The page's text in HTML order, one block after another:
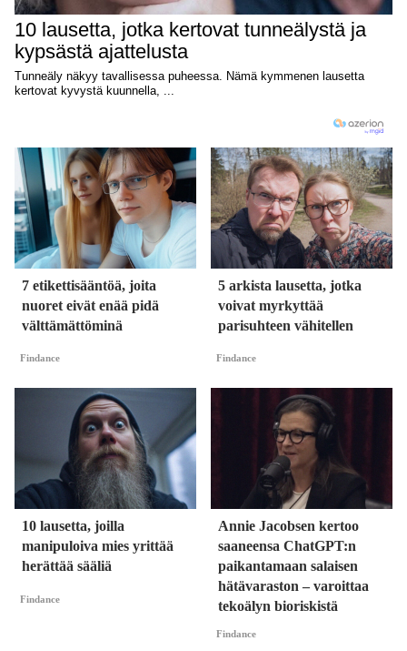
7 etikettisääntöä, joita
nuoret eivät enää pidä
välttämättöminä
Findance
5 arkista lausetta, jotka
voivat myrkyttää
parisuhteen vähitellen
Findance
10 lausetta, joilla
manipuloiva mies yrittää
herättää sääliä
Findance
Annie Jacobsen kertoo
saaneensa ChatGPT:n
paikantamaan salaisen
hätävaraston – varoittaa
tekoälyn bioriskistä
Findance